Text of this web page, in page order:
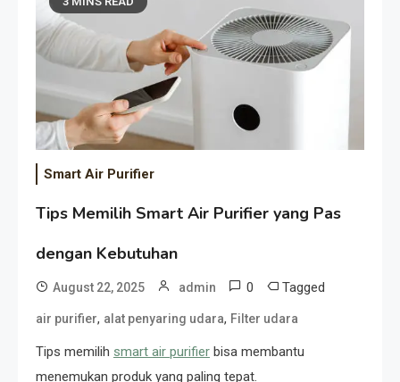
Smart Air Purifier
Tips Memilih Smart Air Purifier yang Pas
dengan Kebutuhan
August 22, 2025 admin 0 Tagged
air purifier, alat penyaring udara, Filter udara
Tips memilih smart air purifier bisa membantu
menemukan produk yang paling tepat.